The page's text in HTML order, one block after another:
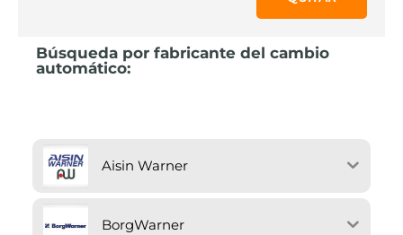
Búsqueda por fabricante del cambio
automático:
Aisin Warner
BorgWarner